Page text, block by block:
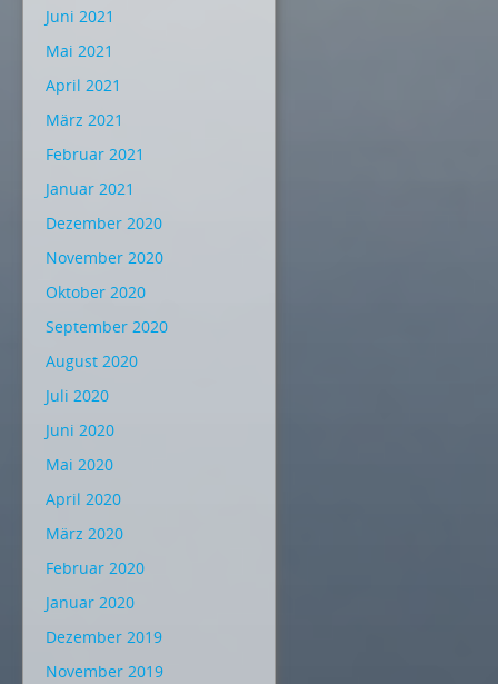
Juni 2021
Mai 2021
April 2021
März 2021
Februar 2021
Januar 2021
Dezember 2020
November 2020
Oktober 2020
September 2020
August 2020
Juli 2020
Juni 2020
Mai 2020
April 2020
März 2020
Februar 2020
Januar 2020
Dezember 2019
November 2019